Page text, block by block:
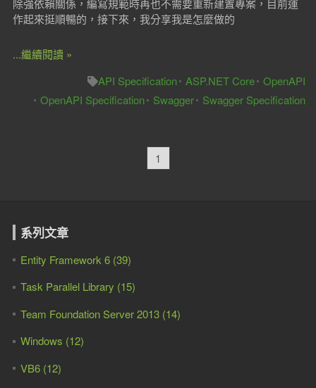
除強依賴關係，編寫規範時再也不需要重新建置專案，目前運
作起來挺順暢的，接下來，我分享我是怎麼做的
...繼續閱讀 »
API Specification
ASP.NET Core OpenAPI
OpenAPI Specification
Swagger Swagger Specification
1
系列文章
Entity Framework 6 (39)
Task Parallel Library (15)
Team Foundation Server 2013 (14)
Windows (12)
VB6 (12)